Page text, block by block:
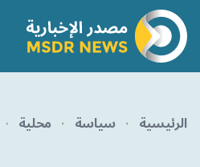
الرئيسية سياسة محلية